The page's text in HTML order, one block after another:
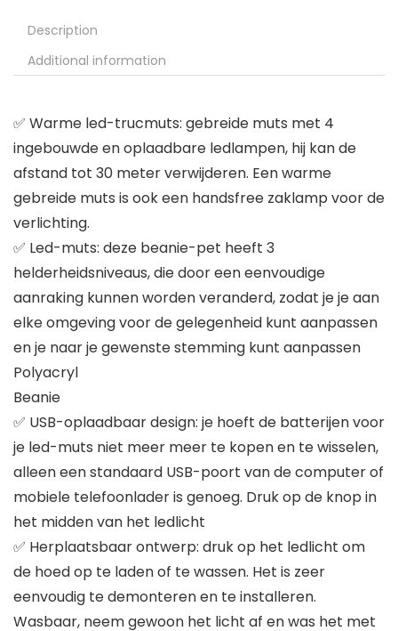
Description
Additional information
✅ Warme led-trucmuts: gebreide muts met 4
ingebouwde en oplaadbare ledlampen, hij kan de
afstand tot 30 meter verwijderen. Een warme
gebreide muts is ook een handsfree zaklamp voor de
verlichting.
✅ Led-muts: deze beanie-pet heeft 3
helderheidsniveaus, die door een eenvoudige
aanraking kunnen worden veranderd, zodat je je aan
elke omgeving voor de gelegenheid kunt aanpassen
en je naar je gewenste stemming kunt aanpassen
Polyacryl
Beanie
✅ USB-oplaadbaar design: je hoeft de batterijen voor
je led-muts niet meer meer te kopen en te wisselen,
alleen een standaard USB-poort van de computer of
mobiele telefoonlader is genoeg. Druk op de knop in
het midden van het ledlicht
✅ Herplaatsbaar ontwerp: druk op het ledlicht om
de hoed op te laden of te wassen. Het is zeer
eenvoudig te demonteren en te installeren.
Wasbaar, neem gewoon het licht af en was het met